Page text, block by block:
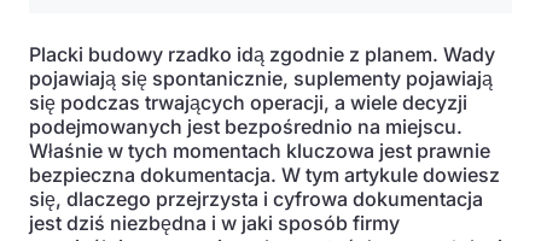
Placki budowy rzadko idą zgodnie z planem. Wady
pojawiają się spontanicznie, suplementy pojawiają
się podczas trwających operacji, a wiele decyzji
podejmowanych jest bezpośrednio na miejscu.
Właśnie w tych momentach kluczowa jest prawnie
bezpieczna dokumentacja. W tym artykule dowiesz
się, dlaczego przejrzysta i cyfrowa dokumentacja
jest dziś niezbędna i w jaki sposób firmy